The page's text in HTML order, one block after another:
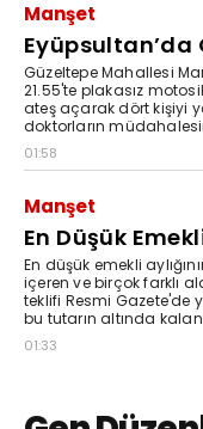
Manşet
Eyüpsultan’da
Güzeltepe Mahallesi
21.55'te plakasız
ateş açarak dört kişiyi
doktorların
01:58
Manşet
En Düşük
En düşük emekli
içeren ve birçok farklı
teklifi Resmi Gazete'de
bu tutarın altında
01:33